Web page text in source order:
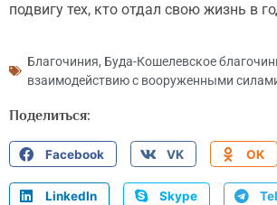
подвигу тех, кто отдал свою жизнь в
Благочиния, Буда-Кошелевское
взаимодействию с вооруженными
Поделиться:
Facebook VK OK
LinkedIn Skype